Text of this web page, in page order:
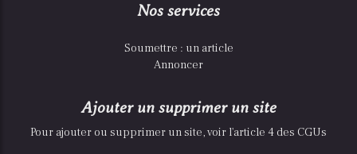
Nos services
Soumettre : un article
Annoncer
Ajouter un supprimer un site
Pour ajouter ou supprimer un site, voir l'article 4 des CGUs